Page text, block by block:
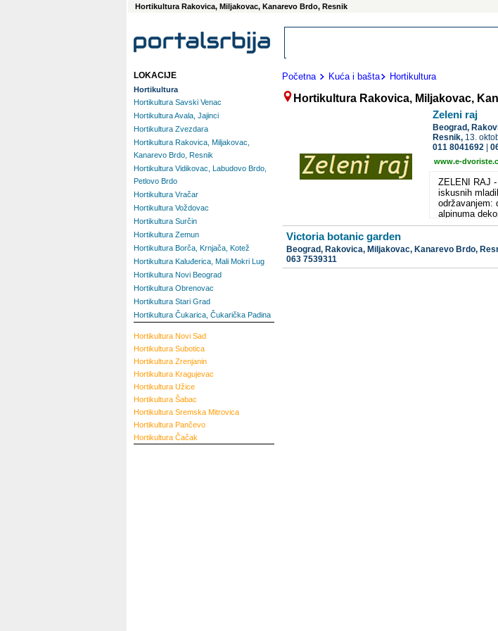
Hortikultura Rakovica, Miljakovac, Kanarevo Brdo, Resnik
Početna Kuća i bašta Hortikultura
Hortikultura Rakovica, Miljakovac,
Zeleni raj
Beograd,
Resnik, 13.
011 8041692 |
www.e-
ZELENI RAJ
iskusnih
održavanjem:
alpinuma
sečom
uređenjem i
lokala,
Victoria botanic garden
Beograd, Rakovica, Miljakovac, Kanarevo Brdo,
063 7539311
LOKACIJE
Hortikultura
Hortikultura Savski Venac
Hortikultura Avala, Jajinci
Hortikultura Zvezdara
Hortikultura Rakovica, Miljakovac,
Kanarevo Brdo, Resnik
Hortikultura Vidikovac, Labudovo Brdo,
Petlovo Brdo
Hortikultura Vračar
Hortikultura Voždovac
Hortikultura Surčin
Hortikultura Zemun
Hortikultura Borča, Krnjača, Kotež
Hortikultura Kaluđerica, Mali Mokri Lug
Hortikultura Novi Beograd
Hortikultura Obrenovac
Hortikultura Stari Grad
Hortikultura Čukarica, Čukarička Padina
Hortikultura Novi Sad
Hortikultura Subotica
Hortikultura Zrenjanin
Hortikultura Kragujevac
Hortikultura Užice
Hortikultura Šabac
Hortikultura Sremska Mitrovica
Hortikultura Pančevo
Hortikultura Čačak